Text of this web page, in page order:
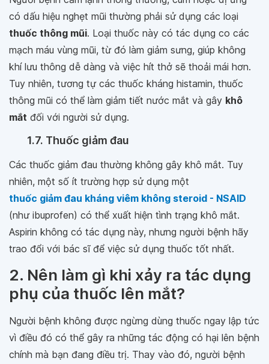
có dấu hiệu nghẹt mũi thường phải sử dụng các loại
thuốc thông mũi. Loại thuốc này có tác dụng co các
mạch máu vùng mũi, từ đó làm giảm sưng, giúp không
khí lưu thông dễ dàng và việc hít thở sẽ thoải mái hơn.
Tuy nhiên, tương tự các thuốc kháng histamin, thuốc
thông mũi có thể làm giảm tiết nước mắt và gây khô
mắt đối với người sử dụng.
1.7. Thuốc giảm đau
Các thuốc giảm đau thường không gây khô mắt. Tuy
nhiên, một số ít trường hợp sử dụng một
thuốc giảm đau kháng viêm không steroid - NSAID
(như ibuprofen) có thể xuất hiện tình trạng khô mắt.
Aspirin không có tác dụng này, nhưng người bệnh hãy
trao đổi với bác sĩ để việc sử dụng thuốc tốt nhất.
2. Nên làm gì khi xảy ra tác dụng
phụ của thuốc lên mắt?
Người bệnh không được ngừng dùng thuốc ngay lập tức
vì điều đó có thể gây ra những tác động có hại lên bệnh
chính mà bạn đang điều trị. Thay vào đó, người bệnh